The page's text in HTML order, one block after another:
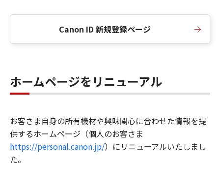
Canon ID 新規登録ページ
ホームページをリニューアル
お客さま自身の所有機材や興味関心に合わせた情報を提
供するホームページ（個人のお客さま
https://personal.canon.jp/）にリニューアルいたしまし
た。